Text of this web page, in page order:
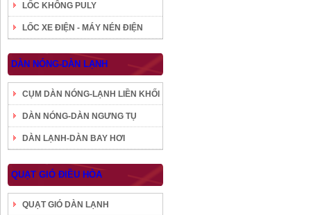
LỐC KHÔNG PULY
LỐC XE ĐIỆN - MÁY NÉN ĐIỆN
DÀN NÓNG-DÀN LẠNH
CỤM DÀN NÓNG-LẠNH LIỀN KHỐI
DÀN NÓNG-DÀN NGƯNG TỤ
DÀN LẠNH-DÀN BAY HƠI
QUẠT GIÓ ĐIỀU HÒA
QUẠT GIÓ DÀN LẠNH